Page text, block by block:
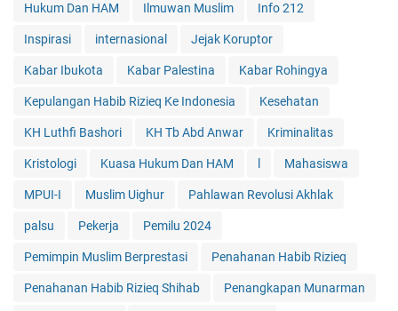
Hukum Dan HAM Ilmuwan Muslim Info 212
Inspirasi internasional Jejak Koruptor
Kabar Ibukota Kabar Palestina Kabar Rohingya
Kepulangan Habib Rizieq Ke Indonesia Kesehatan
KH Luthfi Bashori KH Tb Abd Anwar Kriminalitas
Kristologi Kuasa Hukum Dan HAM Mahasiswa
MPUI-I Muslim Uighur Pahlawan Revolusi Akhlak
palsu Pekerja Pemilu 2024
Pemimpin Muslim Berprestasi Penahanan Habib Rizieq
Penahanan Habib Rizieq Shihab Penangkapan Munarman